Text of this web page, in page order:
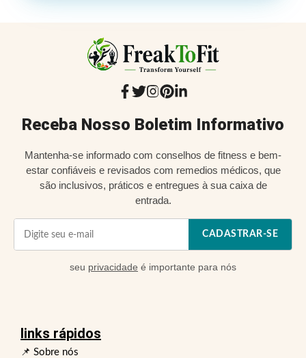
Receba Nosso Boletim Informativo
Mantenha-se informado com conselhos de fitness e bem-
estar confiáveis e revisados com remedios médicos, que
são inclusivos, práticos e entregues à sua caixa de
entrada.
CADASTRAR-SE
seu privacidade é importante para nós
links rápidos
📌 Sobre nós